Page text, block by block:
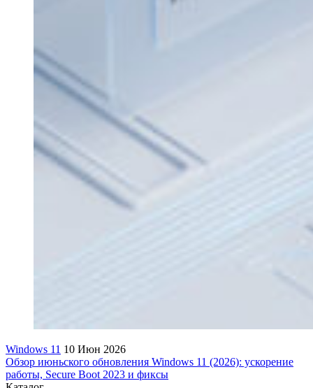
Windows 11 10 Июн 2026
Обзор июньского обновления Windows 11 (2026): ускорение
работы, Secure Boot 2023 и фиксы